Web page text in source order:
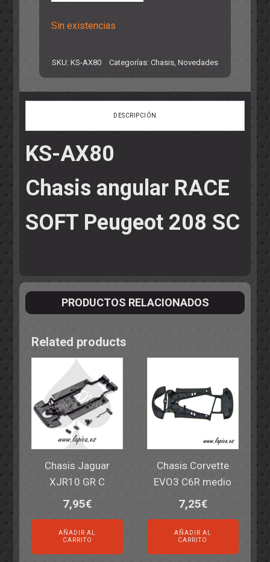
Sin existencias
SKU: KS-AX80 Categorías: Chasis, Novedades
DESCRIPCIÓN
KS-AX80
Chasis angular RACE
SOFT Peugeot 208 SC
PRODUCTOS RELACIONADOS
Related products
Chasis Jaguar
XJR10 GR C
7,95€
AÑADIR AL
CARRITO
Chasis Corvette
EVO3 C6R medio
7,25€
AÑADIR AL
CARRITO